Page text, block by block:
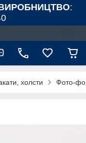
:
холсти Фото-